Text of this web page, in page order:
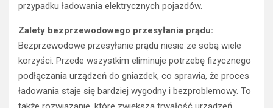
przypadku ładowania elektrycznych pojazdów.
Zalety bezprzewodowego przesyłania prądu:
Bezprzewodowe przesyłanie prądu niesie ze sobą wiele
korzyści. Przede wszystkim eliminuje potrzebę fizycznego
podłączania urządzeń do gniazdek, co sprawia, że proces
ładowania staje się bardziej wygodny i bezproblemowy. To